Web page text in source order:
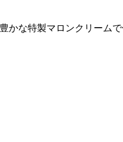
かな特製マロンクリームで